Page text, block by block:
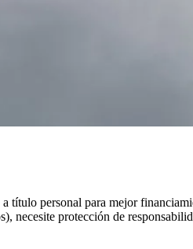
título personal para mejor
necesite protección de